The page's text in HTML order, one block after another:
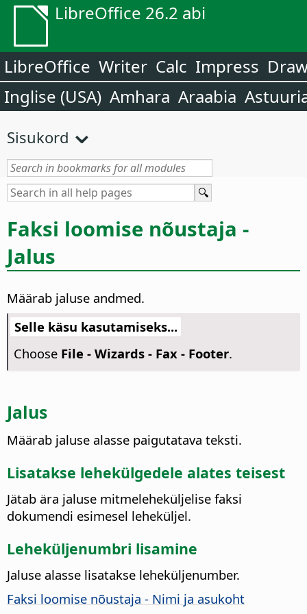
LibreOffice 26.2 abi
LibreOffice Writer Calc Impress
Inglise (USA) Amhara Araabia
Sisukord
Faksi loomise nõustaja -
Jalus
Määrab jaluse andmed.
Selle käsu kasutamiseks...
Choose File - Wizards - Fax - Footer.
Jalus
Määrab jaluse alasse paigutatava teksti.
Lisatakse lehekülgedele alates teisest
Jätab ära jaluse mitmeleheküljelise faksi
dokumendi esimesel leheküljel.
Leheküljenumbri lisamine
Jaluse alasse lisatakse leheküljenumber.
Faksi loomise nõustaja - Nimi ja asukoht